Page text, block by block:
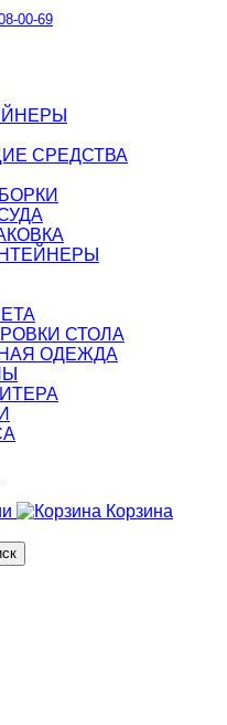
00-69
СРЕДСТВА
СТОЛА
ОДЕЖДА
Корзина